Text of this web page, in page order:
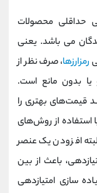
حداقلی محصولات
می باشد. یعنی
رمزارزها، صرف ‌نظر از
یا بدون مانع است.
قیمت‌های بهتری را
استفاده از روش‌های
افزودن یک عنصر
باعث از بین
‌سازی امتیازدهی